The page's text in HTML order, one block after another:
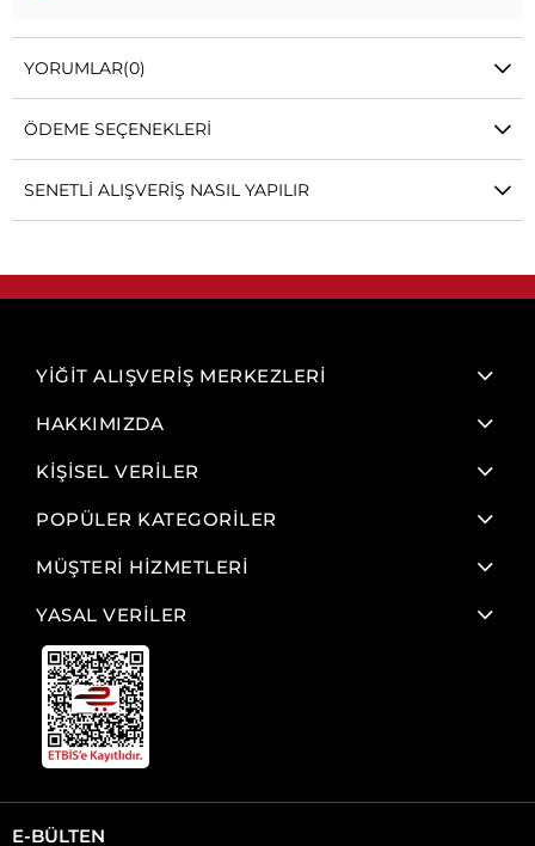
YORUMLAR(0)
ÖDEME SEÇENEKLERI
SENETLI ALIŞVERIŞ NASIL YAPILIR
YİĞİT ALIŞVERİŞ MERKEZLERİ
HAKKIMIZDA
KİŞİSEL VERİLER
POPÜLER KATEGORİLER
MÜŞTERİ HİZMETLERİ
YASAL VERİLER
E-BÜLTEN